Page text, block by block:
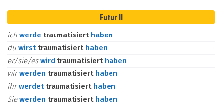
Futur II
ich werde traumatisiert haben
du wirst traumatisiert haben
er/sie/eswird traumatisiert haben
wirwerden traumatisiert haben
ihrwerdet traumatisiert haben
Siewerden traumatisiert haben